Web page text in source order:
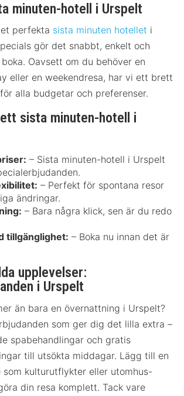
minuten-hotell i Urspelt
perfekta sista minuten hotellet i
gör det snabbt, enkelt och
Oavsett om du behöver en
eller en weekendresa, har vi ett brett
alla budgetar och preferenser.
sista minuten-hotell i
– Sista minuten-hotell i Urspelt
– Perfekt för spontana resor
ändringar.
– Bara några klick, sen är du redo
tillgänglighet: – Boka nu innan det är
upplevelser:
i Urspelt
än bara en övernattning i Urspelt?
som ger dig det lilla extra –
spabehandlingar och gratis
till utsökta middagar. Lägg till en
som kulturutflykter eller utomhus-
din resa komplett. Tack vare